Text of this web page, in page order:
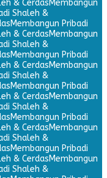
& CerdasMembangun
Shaleh &
Membangun Pribadi
& CerdasMembangun
Shaleh &
Membangun Pribadi
& CerdasMembangun
Shaleh &
Membangun Pribadi
& CerdasMembangun
Shaleh &
Membangun Pribadi
& CerdasMembangun
Shaleh &
Membangun Pribadi
& CerdasMembangun
Shaleh &